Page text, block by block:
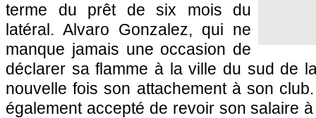
terme du prêt de six mois du
latéral. Alvaro Gonzalez, qui ne
manque jamais une occasion de
déclarer sa flamme à la ville du sud de
nouvelle fois son attachement à son
également accepté de revoir son salaire